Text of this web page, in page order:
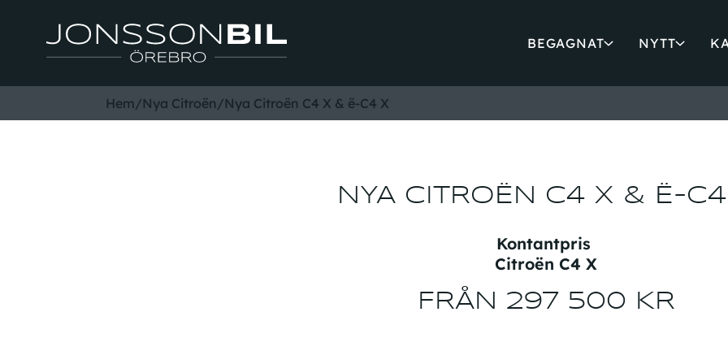
BEGAGNAT NYTT
Hem/Nya Citroën /Nya Citroën C4 X & ë-C4 X
NYA CITROËN C4 X & Ë-
Kontantpris
Citroën C4 X
FRÅN 297 500 KR